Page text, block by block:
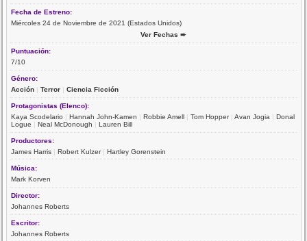
Fecha de Estreno:
Miércoles 24 de Noviembre de 2021 (Estados Unidos)
Ver Fechas ➨
Puntuación:
7/10
Género:
Acción |Terror |Ciencia Ficción
Protagonistas (Elenco):
Kaya Scodelario |Hannah John-Kamen |Robbie Amell |Tom Hopper|Avan Jogia |Donal
Logue |Neal McDonough |Lauren Bill
Productores:
James Harris |Robert Kulzer|Hartley Gorenstein
Música:
Mark Korven
Director:
Johannes Roberts
Escritor:
Johannes Roberts